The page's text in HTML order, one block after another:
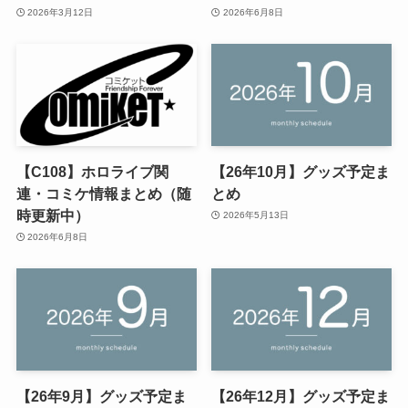
2026年3月12日 2026年6月8日
【C108】ホロライブ関
連・コミケ情報まとめ（随
時更新中）
2026年6月8日
【26年10月】グッズ予定ま
とめ
2026年5月13日
【26年9月】グッズ予定ま
【26年12月】グッズ予定ま